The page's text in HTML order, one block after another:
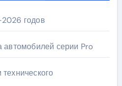
годов
автомобилей серии Pro